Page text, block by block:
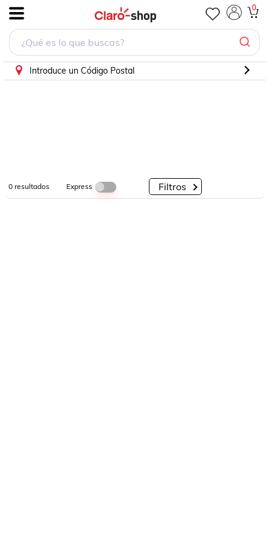
0
Introduce un Código Postal
0resultados Express Filtros
PorCategorías
PorMarcas
PorDescuento